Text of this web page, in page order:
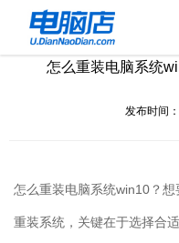
怎么重装电脑系统
发布时间
怎么重装电脑系统win10 ？
重装系统，关键在于选择合适